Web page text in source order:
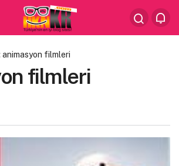
animasyon filmleri
filmleri